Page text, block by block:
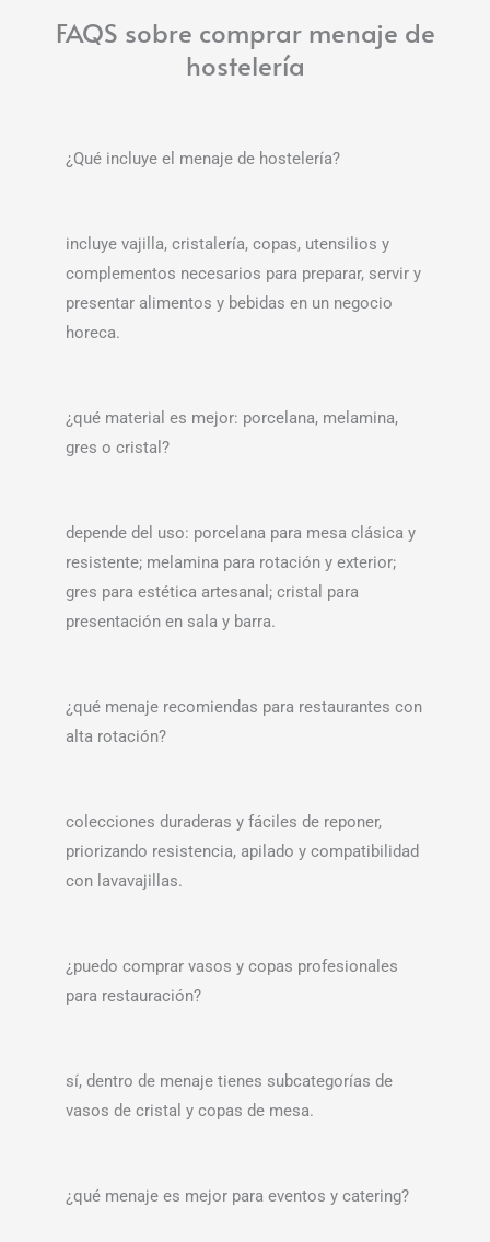
FAQS sobre comprar menaje de
hostelería
¿Qué incluye el menaje de hostelería?
incluye vajilla, cristalería, copas, utensilios y
complementos necesarios para preparar, servir y
presentar alimentos y bebidas en un negocio
horeca.
¿qué material es mejor: porcelana, melamina,
gres o cristal?
depende del uso: porcelana para mesa clásica y
resistente; melamina para rotación y exterior;
gres para estética artesanal; cristal para
presentación en sala y barra.
¿qué menaje recomiendas para restaurantes con
alta rotación?
colecciones duraderas y fáciles de reponer,
priorizando resistencia, apilado y compatibilidad
con lavavajillas.
¿puedo comprar vasos y copas profesionales
para restauración?
sí, dentro de menaje tienes subcategorías de
vasos de cristal y copas de mesa.
¿qué menaje es mejor para eventos y catering?